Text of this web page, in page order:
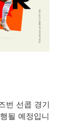
번 선콥 경기
될 예정입니